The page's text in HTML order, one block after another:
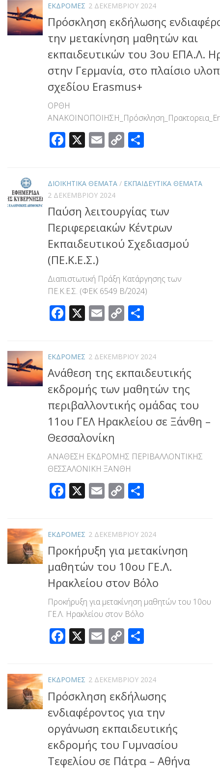
ΕΚΔΡΟΜΕΣ 2 ΔΕΚΕΜΒΡΊΟΥ 2024
Πρόσκληση εκδήλωσης
την μετακίνηση μαθητών και
εκπαιδευτικών του 3ου ΕΠΑ.Λ.
στην Γερμανία, στο πλαίσιο
σχεδίου Erasmus+
ΟΡΘΗ
Facebook
X Email
Copy
ΔΙΟΙΚΗΤΙΚΑ ΘΕΜΑΤΑ / ΕΚΠΑΙΔΕΥΤΙΚΑ ΘΕΜΑΤΑ
2 ΔΕΚΕΜΒΡΊΟΥ 2024
Παύση λειτουργίας των
Περιφερειακών Κέντρων
Εκπαιδευτικού Σχεδιασμού
(ΠΕ.Κ.Ε.Σ.)
Διαπιστωτική Πράξη Κατάργησης των
ΠΕ.Κ.Ε.Σ. (ΦΕΚ 6549 Β΄/2024)
Facebook
X Email
Copy
ΕΚΔΡΟΜΕΣ 2 ΔΕΚΕΜΒΡΊΟΥ 2024
Ανάθεση της εκπαιδευτικής
εκδρομής των μαθητών της
περιβαλλοντικής ομάδας του
11ου ΓΕΛ Ηρακλείου σε Ξάνθη –
Θεσσαλονίκη
ΑΝΑΘΕΣΗ ΕΚΔΡΟΜΗΣ ΠΕΡΙΒΑΛΛΟΝΤΙΚΗΣ
ΘΕΣΣΑΛΟΝΙΚΗ ΞΑΝΘΗ
Facebook
X Email
Copy
ΕΚΔΡΟΜΕΣ 2 ΔΕΚΕΜΒΡΊΟΥ 2024
Προκήρυξη για μετακίνηση
μαθητών του 10ου ΓΕ.Λ.
Ηρακλείου στον Βόλο
Προκήρυξη για μετακίνηση μαθητών του 10ου
ΓΕ.Λ. Ηρακλείου στον Βόλο
Facebook
X Email
Copy
ΕΚΔΡΟΜΕΣ 2 ΔΕΚΕΜΒΡΊΟΥ 2024
Πρόσκληση εκδήλωσης
ενδιαφέροντος για την
οργάνωση εκπαιδευτικής
εκδρομής του Γυμνασίου
Τεφελίου σε Πάτρα – Αθήνα